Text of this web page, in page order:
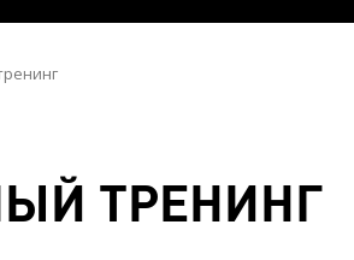
ТРЕНИНГ